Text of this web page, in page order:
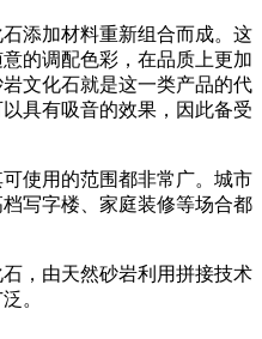
添加材料重新组合而成。这
的调配色彩，在品质上更加
文化石就是这一类产品的代
具有吸音的效果，因此备受
使用的范围都非常广。城市
写字楼、家庭装修等场合都
，由天然砂岩利用拼接技术
。